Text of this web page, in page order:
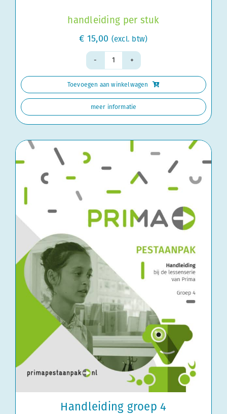
handleiding per stuk
€ 15,00 (excl. btw)
Handleiding
groep
Toevoegen aan winkelwagen
meer informatie
Handleiding groep 4